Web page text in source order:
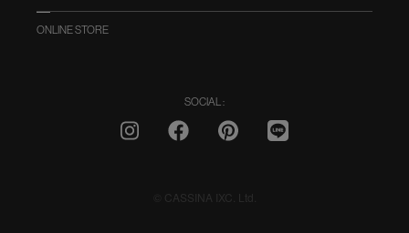
ONLINE STORE
SOCIAL :
© CASSINA IXC. Ltd.